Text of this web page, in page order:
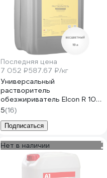
Последняя цена
7 052 ₽587.67 ₽/кг
Универсальный
растворитель
обезжириватель Elcon R 10 л
00-00002735
5(16)
Подписаться
Нет в наличии